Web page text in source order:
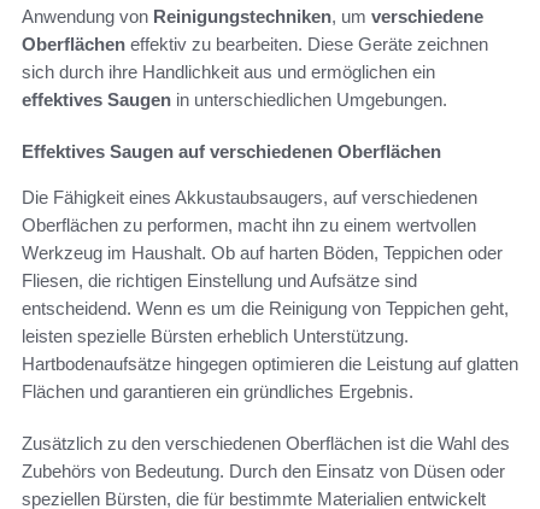
Anwendung von Reinigungstechniken, um verschiedene
Oberflächen effektiv zu bearbeiten. Diese Geräte zeichnen
sich durch ihre Handlichkeit aus und ermöglichen ein
effektives Saugen in unterschiedlichen Umgebungen.
Effektives Saugen auf verschiedenen Oberflächen
Die Fähigkeit eines Akkustaubsaugers, auf verschiedenen
Oberflächen zu performen, macht ihn zu einem wertvollen
Werkzeug im Haushalt. Ob auf harten Böden, Teppichen oder
Fliesen, die richtigen Einstellung und Aufsätze sind
entscheidend. Wenn es um die Reinigung von Teppichen geht,
leisten spezielle Bürsten erheblich Unterstützung.
Hartbodenaufsätze hingegen optimieren die Leistung auf glatten
Flächen und garantieren ein gründliches Ergebnis.
Zusätzlich zu den verschiedenen Oberflächen ist die Wahl des
Zubehörs von Bedeutung. Durch den Einsatz von Düsen oder
speziellen Bürsten, die für bestimmte Materialien entwickelt